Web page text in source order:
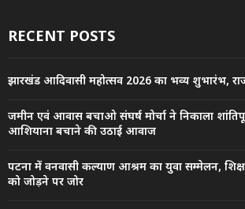
RECENT POSTS
झारखंड आदिवासी महोत्सव 2026 का भव्य शुभारंभ,
जमीन एवं आवास बचाओ संघर्ष मोर्चा ने निकाला
आशियाना बचाने की उठाई आवाज
पटना में वनवासी कल्याण आश्रम का युवा सम्मेलन,
को जोड़ने पर जोर